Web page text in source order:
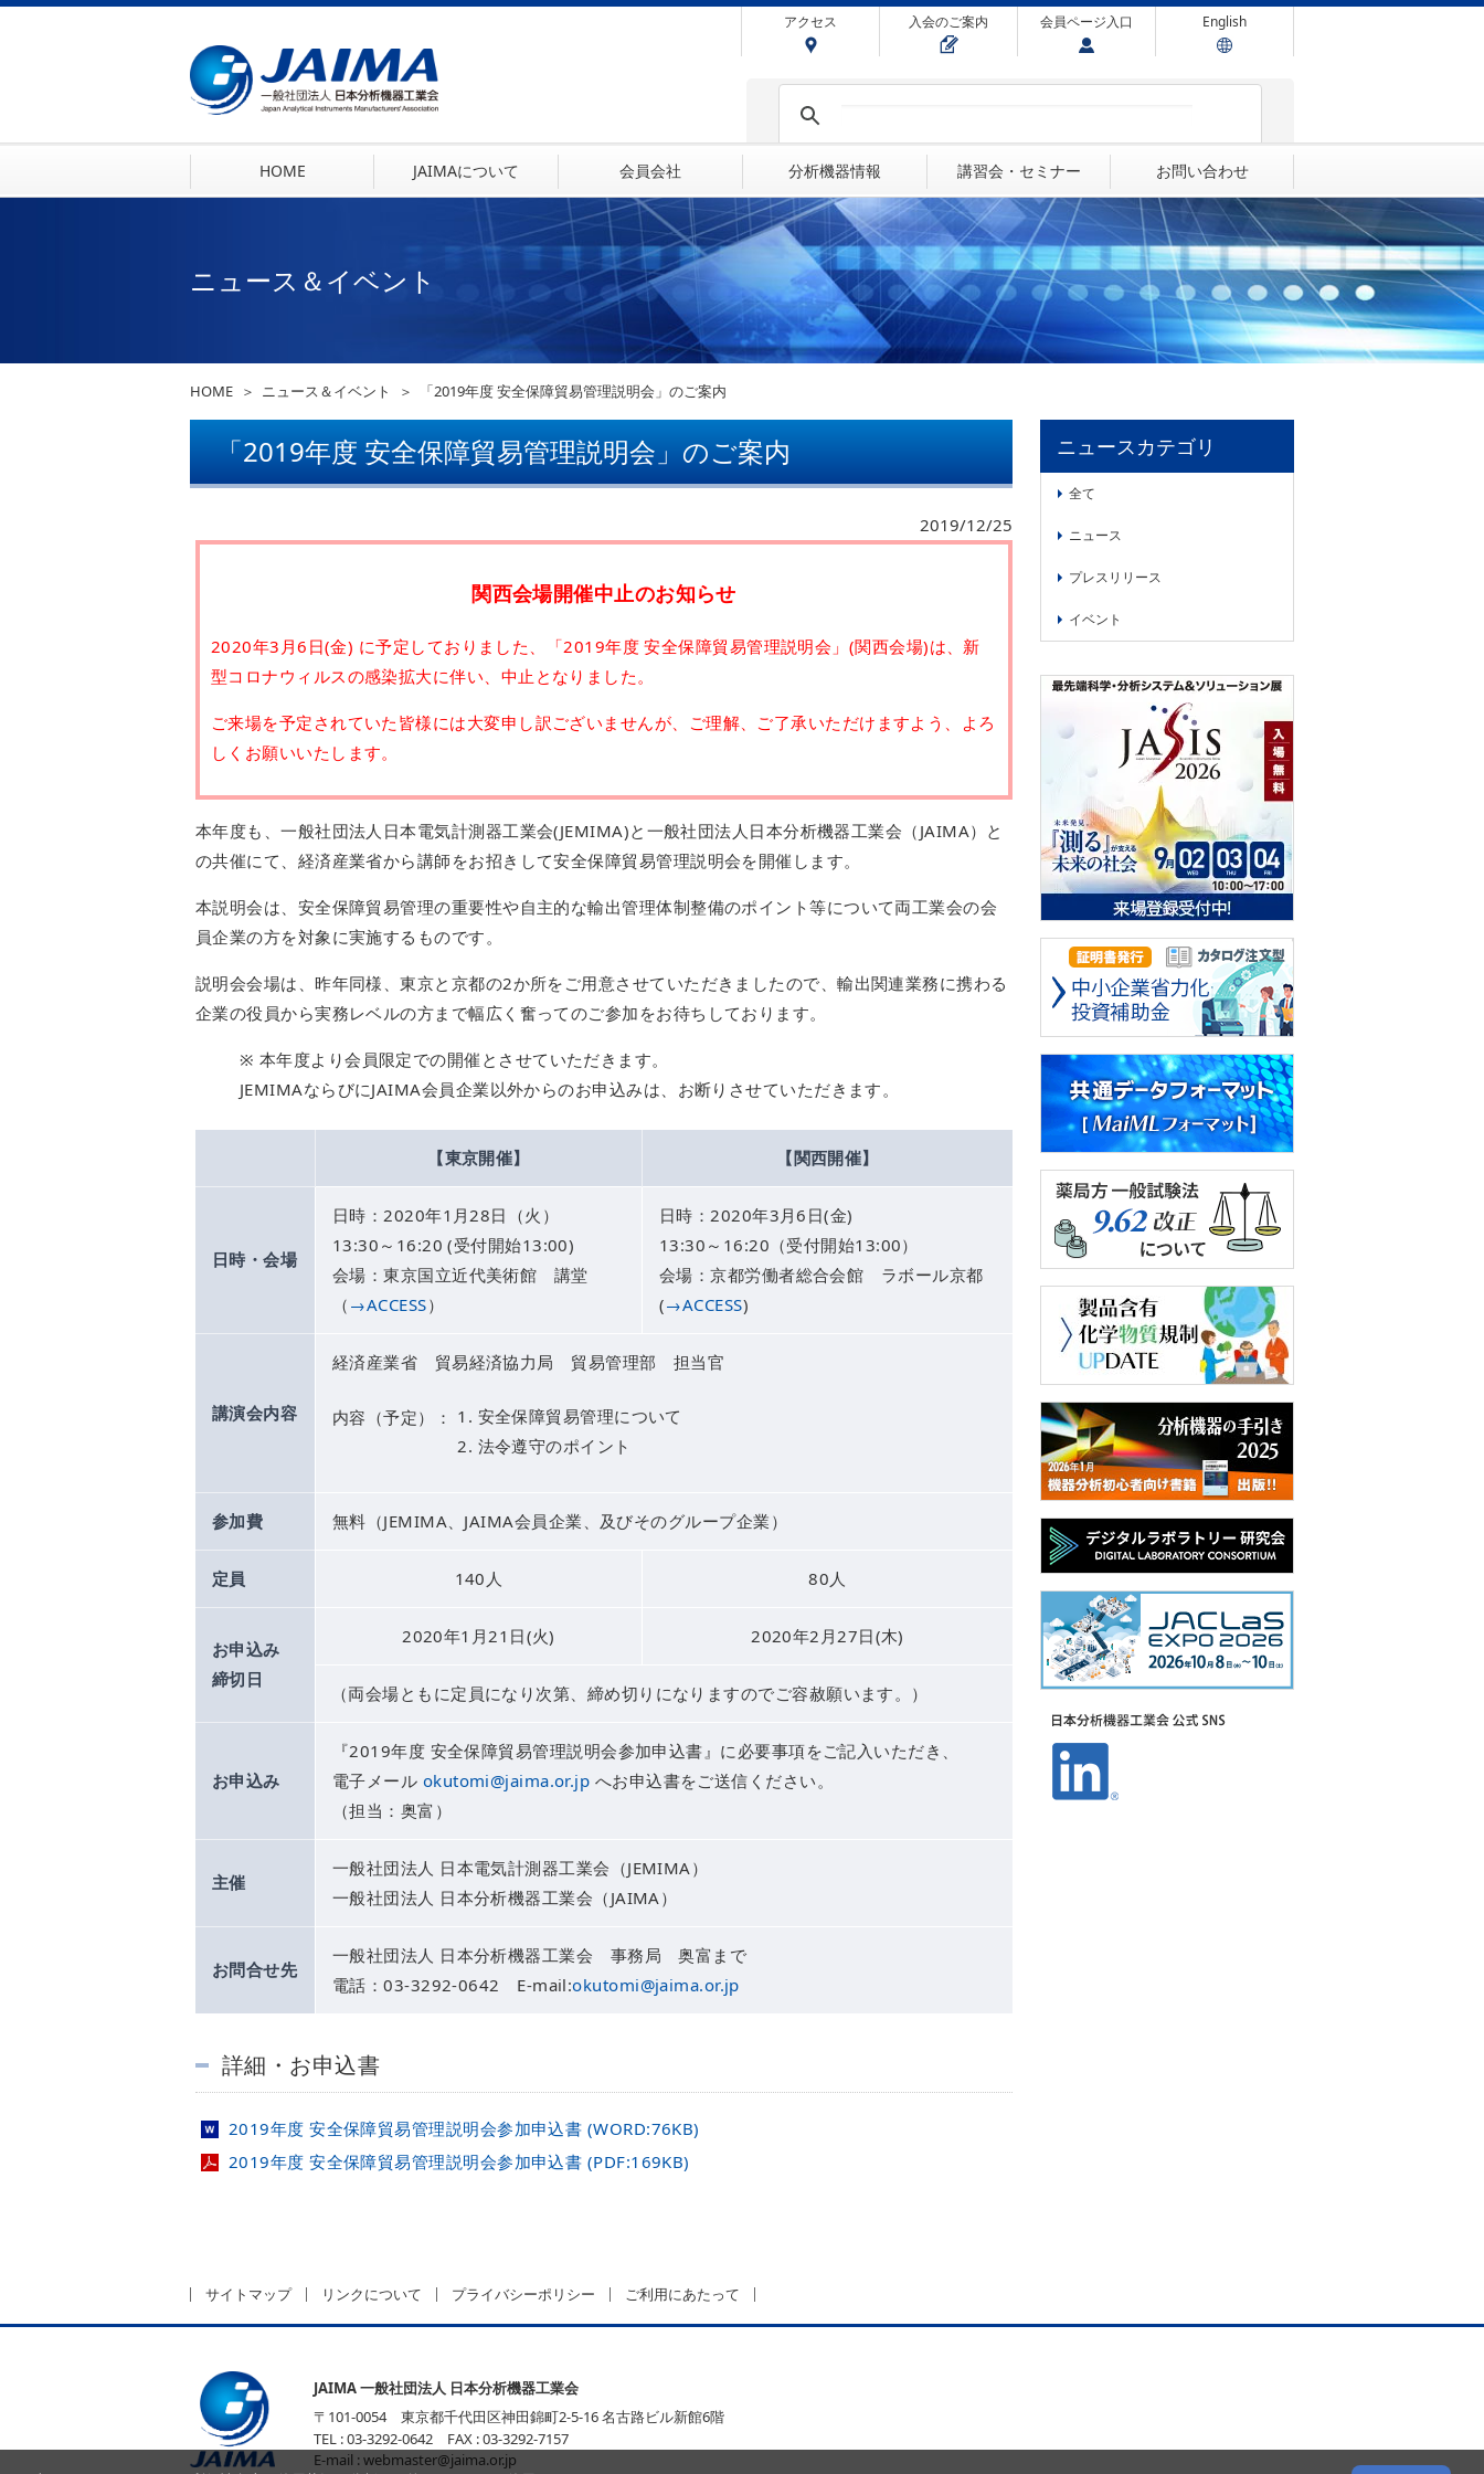
アクセス 入会のご案内 会員ページ入口 English
HOME JAIMAについて 会員会社 分析機器情報 講習会・セミナー お問い合わせ
ニュース＆イベント
HOME ニュース＆イベント 「2019年度 安全保障貿易管理説明会」のご案内
「2019年度 安全保障貿易管理説明会」のご案内
2019/12/25
関西会場開催中止のお知らせ
2020年3月6日(金) に予定しておりました、「2019年度 安全保障貿易管理説明会」(関西会場)は、新
型コロナウィルスの感染拡大に伴い、中止となりました。
ご来場を予定されていた皆様には大変申し訳ございませんが、ご理解、ご了承いただけますよう、よろ
しくお願いいたします。
本年度も、一般社団法人日本電気計測器工業会(JEMIMA)と一般社団法人日本分析機器工業会（JAIMA）と
の共催にて、経済産業省から講師をお招きして安全保障貿易管理説明会を開催します。
本説明会は、安全保障貿易管理の重要性や自主的な輸出管理体制整備のポイント等について両工業会の会
員企業の方を対象に実施するものです。
説明会会場は、昨年同様、東京と京都の2か所をご用意させていただきましたので、輸出関連業務に携わる
企業の役員から実務レベルの方まで幅広く奮ってのご参加をお待ちしております。
※ 本年度より会員限定での開催とさせていただきます。
JEMIMAならびにJAIMA会員企業以外からのお申込みは、お断りさせていただきます。
【東京開催】 【関西開催】
日時・会場
日時：2020年1月28日（火）
13:30～16:20 (受付開始13:00)
会場：東京国立近代美術館 講堂
（ →ACCESS）
日時：2020年3月6日(金)
13:30～16:20（受付開始13:00）
会場：京都労働者総合会館 ラボール京都
(→ACCESS)
講演会内容
経済産業省 貿易経済協力局 貿易管理部 担当官
内容（予定）：
安全保障貿易管理について
法令遵守のポイント
参加費 無料（JEMIMA、JAIMA会員企業、及びそのグループ企業）
定員 140人 80人
お申込み
締切日
2020年1月21日(火) 2020年2月27日(木)
（両会場ともに定員になり次第、締め切りになりますのでご容赦願います。）
お申込み
『2019年度 安全保障貿易管理説明会参加申込書』に必要事項をご記入いただき、
電子メール okutomi@jaima.or.jp へお申込書をご送信ください。
（担当：奥富）
主催
一般社団法人 日本電気計測器工業会（JEMIMA）
一般社団法人 日本分析機器工業会（JAIMA）
お問合せ先
一般社団法人 日本分析機器工業会 事務局 奥富まで
電話：03-3292-0642 E-mail:okutomi@jaima.or.jp
詳細・お申込書
2019年度 安全保障貿易管理説明会参加申込書 (WORD:76KB)
2019年度 安全保障貿易管理説明会参加申込書 (PDF:169KB)
ニュースカテゴリ
全て
ニュース
プレスリリース
イベント
サイトマップ リンクについて プライバシーポリシー ご利用にあたって
JAIMA 一般社団法人 日本分析機器工業会
〒101-0054 東京都千代田区神田錦町2-5-16 名古路ビル新館6階
TEL : 03-3292-0642 FAX : 03-3292-7157
E-mail :webmaster@jaima.or.jp